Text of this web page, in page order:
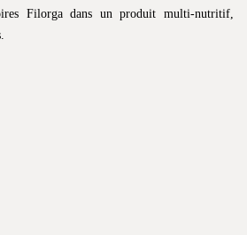
Filorga dans un produit multi-nutritif,